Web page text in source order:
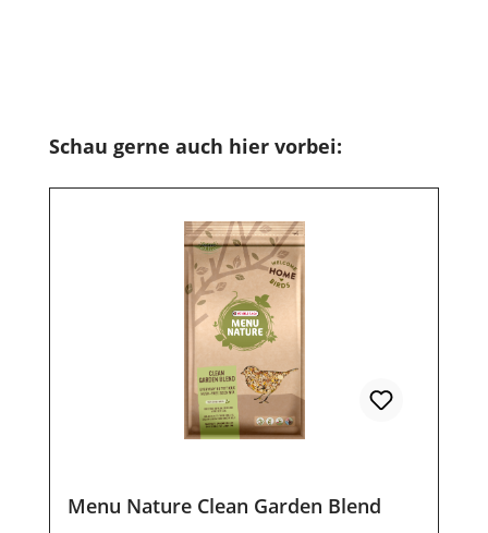
Produktgalerie überspringen
Schau gerne auch hier vorbei:
Menu Nature Clean Garden Blend